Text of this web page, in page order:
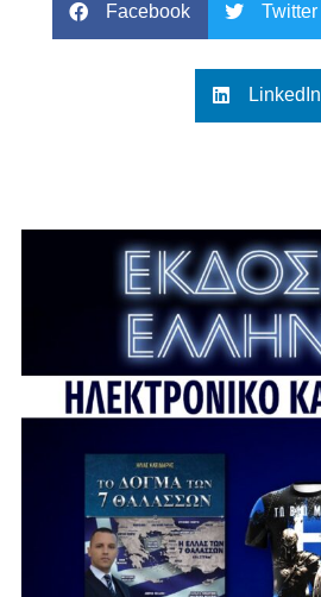
Facebook Twitter
LinkedIn